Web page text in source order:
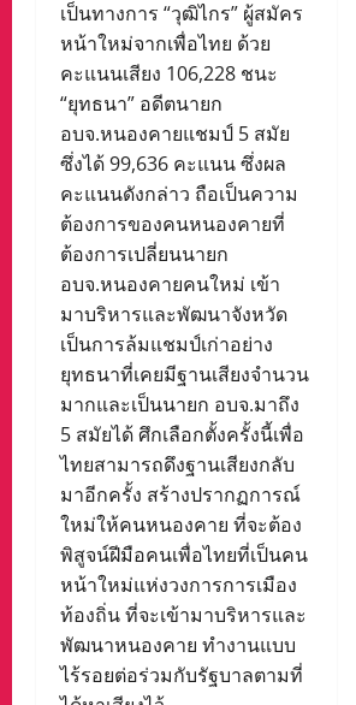
เป็นทางการ “วุฒิไกร” ผู้สมัคร
หน้าใหม่จากเพื่อไทย ด้วย
คะแนนเสียง 106,228 ชนะ
“ยุทธนา” อดีตนายก
อบจ.หนองคายแชมป์ 5 สมัย
ซึ่งได้ 99,636 คะแนน ซึ่งผล
คะแนนดังกล่าว ถือเป็นความ
ต้องการของคนหนองคายที่
ต้องการเปลี่ยนนายก
อบจ.หนองคายคนใหม่ เข้า
มาบริหารและพัฒนาจังหวัด
เป็นการล้มแชมป์เก่าอย่าง
ยุทธนาที่เคยมีฐานเสียงจำนวน
มากและเป็นนายก อบจ.มาถึง
5 สมัยได้ ศึกเลือกตั้งครั้งนี้เพื่อ
ไทยสามารถดึงฐานเสียงกลับ
มาอีกครั้ง สร้างปรากฏการณ์
ใหม่ให้คนหนองคาย ที่จะต้อง
พิสูจน์ฝีมือคนเพื่อไทยที่เป็นคน
หน้าใหม่แห่งวงการการเมือง
ท้องถิ่น ที่จะเข้ามาบริหารและ
พัฒนาหนองคาย ทำงานแบบ
ไร้รอยต่อร่วมกับรัฐบาลตามที่